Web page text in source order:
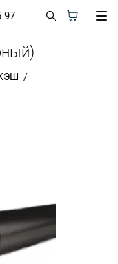
97